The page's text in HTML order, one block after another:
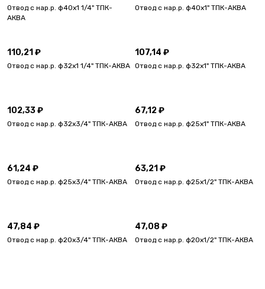
Отвод с нар.р. ф40х1 1/4" ТПК-
АКВА
Отвод с нар.р. ф40х1" ТПК-АКВА
110,21 ₽
Отвод с нар.р. ф32х1 1/4" ТПК-АКВА
107,14 ₽
Отвод с нар.р. ф32х1" ТПК-АКВА
102,33 ₽
Отвод с нар.р. ф32х3/4" ТПК-АКВА
67,12 ₽
Отвод с нар.р. ф25х1" ТПК-АКВА
61,24 ₽
Отвод с нар.р. ф25х3/4" ТПК-АКВА
63,21 ₽
Отвод с нар.р. ф25х1/2" ТПК-АКВА
47,84 ₽
Отвод с нар.р. ф20х3/4" ТПК-АКВА
47,08 ₽
Отвод с нар.р. ф20х1/2" ТПК-АКВА